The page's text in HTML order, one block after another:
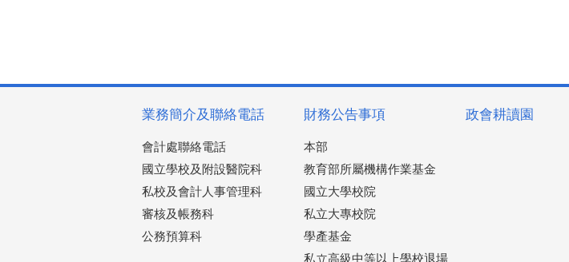
業務簡介及聯絡電話
會計處聯絡電話
國立學校及附設醫院科
私校及會計人事管理科
審核及帳務科
公務預算科
財務公告事項
本部
教育部所屬機構作業基金
國立大學校院
私立大專校院
學產基金
私立高級中等以上學校退場
政會耕讀園